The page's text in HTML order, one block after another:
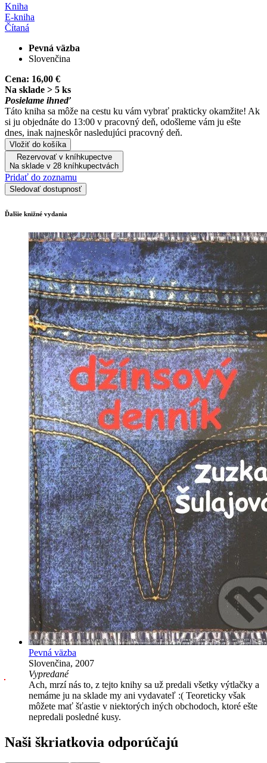
Kniha
E-kniha
Čítaná
Pevná väzba
Slovenčina
Cena: 16,00 €
Na sklade > 5 ks
Posielame ihneď
Táto kniha sa môže na cestu ku vám vybrať prakticky okamžite! Ak
si ju objednáte do 13:00 v pracovný deň, odošleme vám ju ešte
dnes, inak najneskôr nasledujúci pracovný deň.
Vložiť do košíka
Rezervovať v kníhkupectve
Na sklade v 28 kníhkupectvách
Pridať do zoznamu
Sledovať dostupnosť
Ďalšie knižné vydania
Pevná väzba
Slovenčina, 2007
Vypredané
Ach, mrzí nás to, z tejto knihy sa už predali všetky výtlačky a
nemáme ju na sklade my ani vydavateľ :( Teoreticky však
môžete mať šťastie v niektorých iných obchodoch, ktoré ešte
nepredali posledné kusy.
Naši škriatkovia odporúčajú